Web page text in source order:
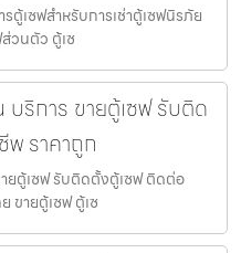
เซฟสำหรับการเช่าตู้เซฟนิรภัย
วนตัว ตู้เซ
บริการ ขายตู้เซฟ รับติด
ราคาถูก
ยตู้เซฟ รับติดตั้งตู้เซฟ ติดต่อ
ขายตู้เซฟ ตู้เซ